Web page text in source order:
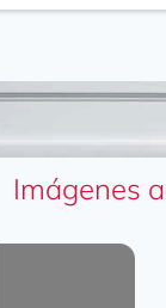
Imágenes